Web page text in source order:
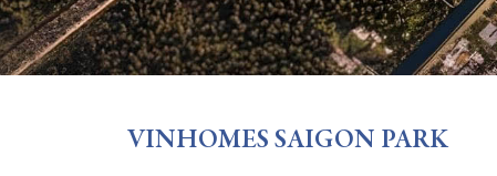
VINHOMES SAIGON PARK